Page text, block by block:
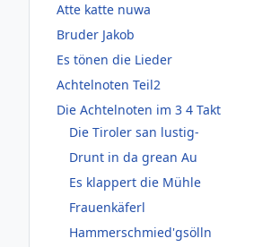
Atte katte nuwa
Bruder Jakob
Es tönen die Lieder
Achtelnoten Teil2
Die Achtelnoten im 3 4 Takt
Die Tiroler san lustig-
Drunt in da grean Au
Es klappert die Mühle
Frauenkäferl
Hammerschmied'gsölln